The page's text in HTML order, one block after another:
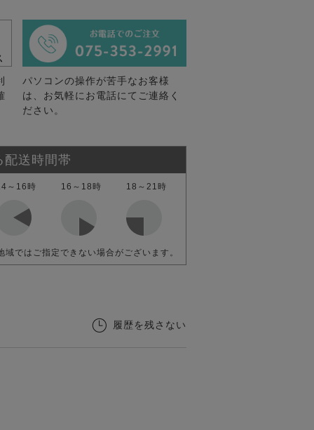
パソコンの操作が苦手なお客様
は、お気軽にお電話にてご連絡く
ださい。
配送時間帯
～16時 16～18時 18～21時
域ではご指定できない場合がございます。
履歴を残さない